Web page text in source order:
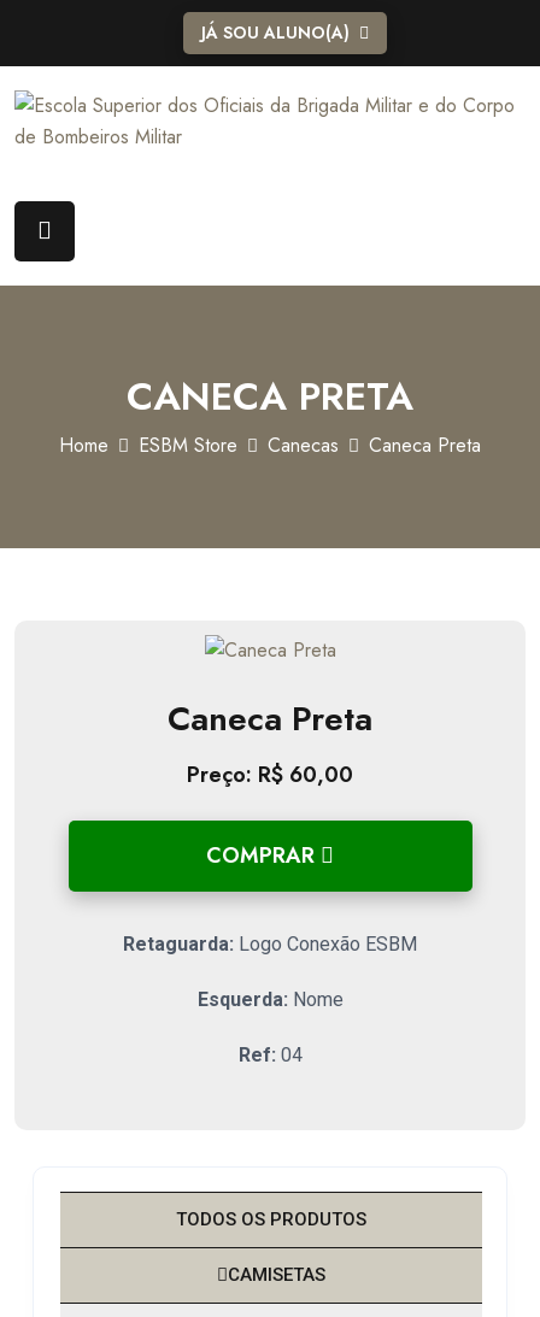
JÁ SOU ALUNO(A)
CANECA PRETA
Home ESBM Store Canecas Caneca Preta
TODOS OS PRODUTOS
CAMISETAS
Caneca Preta
Preço: R$ 60,00
COMPRAR
Retaguarda: Logo Conexão ESBM
Esquerda: Nome
Ref: 04